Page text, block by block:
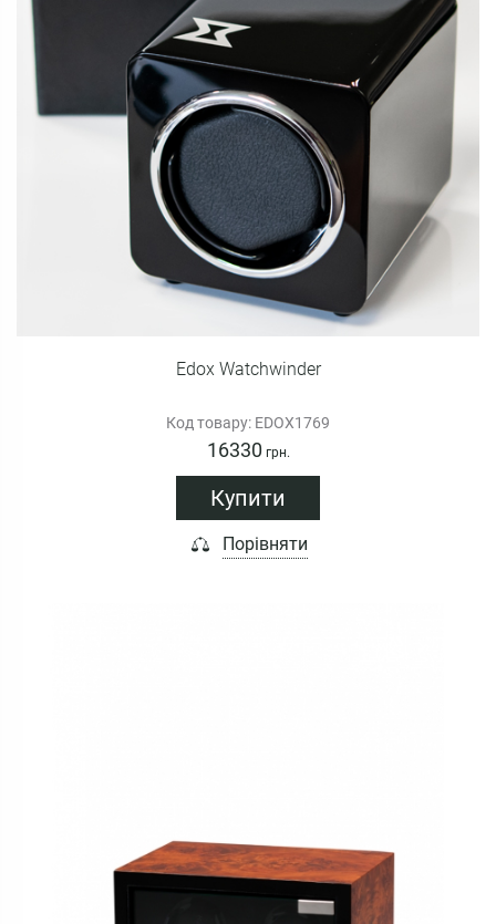
Edox Watchwinder
Код товару: EDOX1769
16330 грн.
Купити
Порівняти